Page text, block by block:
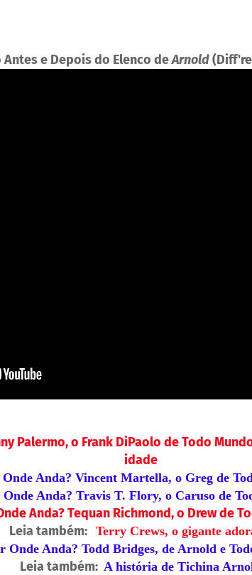
Antes e Depois do Elenco deArnold
Palermo, o Frank DiPaolo de Todo
idade
Anda? Vincent Martella, o Greg de
Onde Anda? Travis T. Flory, o Caruso de
Anda? Tequan Richmond, o Drew de
Leia também: Terry Crews, o gigante
Onde Anda? Todd Bridges, de Arnold e
Leia também: A história de Tichina